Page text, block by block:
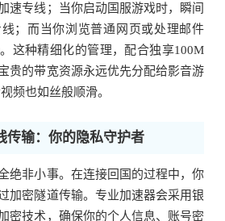
速专线；当你启动国服游戏时，瞬间
；而当你浏览普通网页或处理邮件
这种精细化的管理，配合独享100M
贵的带宽资源永远优先分配给影音游
频也如丝般顺滑。
传输：你的隐私守护者
绝非小事。在连接回国的过程中，你
加密隧道传输。专业加速器会采用银
密技术，确保你的个人信息、账号密